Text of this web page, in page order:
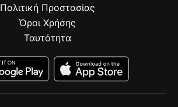
Πολιτική Προστασίας
Όροι Χρήσης
Ταυτότητα